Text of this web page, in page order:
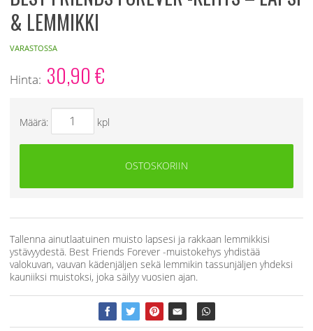
& LEMMIKKI
VARASTOSSA
Hinta: 30,90€
Määrä: kpl
OSTOSKORIIN
Tallenna ainutlaatuinen muisto lapsesi ja rakkaan lemmikkisi
ystävyydestä. Best Friends Forever -muistokehys yhdistää
valokuvan, vauvan kädenjäljen sekä lemmikin tassunjäljen yhdeksi
kauniiksi muistoksi, joka säilyy vuosien ajan.